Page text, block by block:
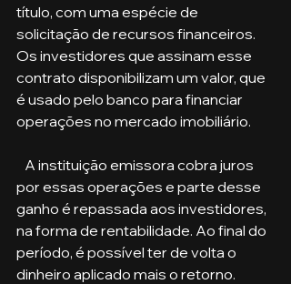
título, com uma espécie de
solicitação de recursos financeiros.
Os investidores que assinam esse
contrato disponibilizam um valor, que
é usado pelo banco para financiar
operações no mercado imobiliário.
por essas operações e parte desse
ganho é repassada aos investidores,
na forma de rentabilidade. Ao final do
período, é possível ter de volta o
dinheiro aplicado mais o retorno.